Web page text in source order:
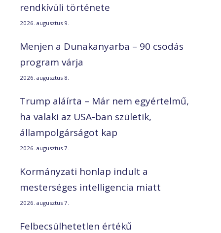
rendkívüli története
2026. augusztus 9.
Menjen a Dunakanyarba – 90 csodás
program várja
2026. augusztus 8.
Trump aláírta – Már nem egyértelmű,
ha valaki az USA-ban születik,
állampolgárságot kap
2026. augusztus 7.
Kormányzati honlap indult a
mesterséges intelligencia miatt
2026. augusztus 7.
Felbecsülhetetlen értékű